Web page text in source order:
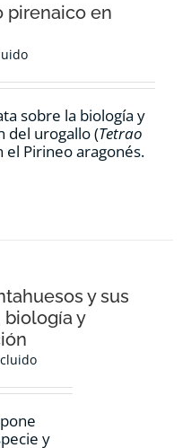
pirenaico en
sobre la biología y
del urogallo (Tetrao
el Pirineo aragonés.
y sus
biología y
y